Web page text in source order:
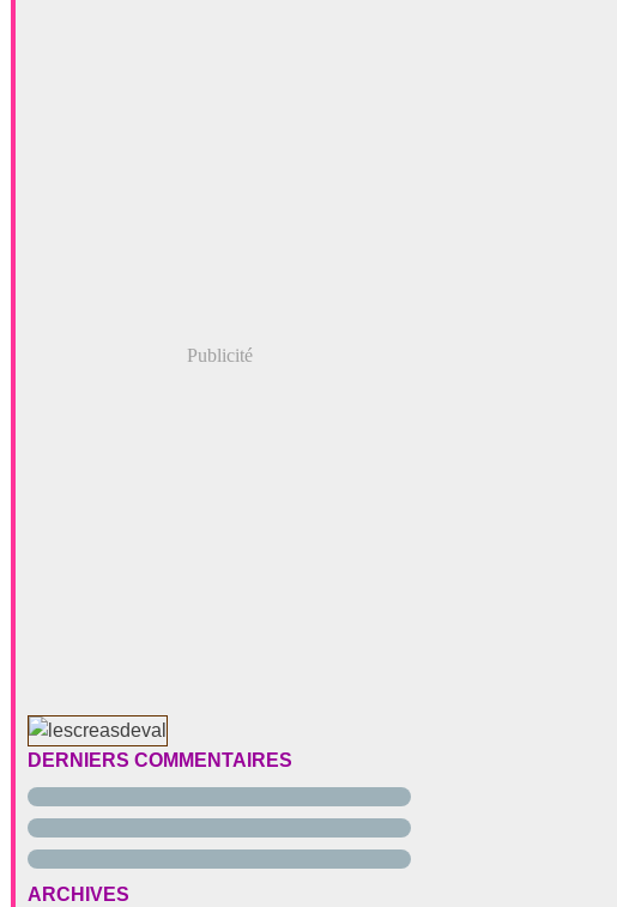
Publicité
DERNIERS COMMENTAIRES
ARCHIVES